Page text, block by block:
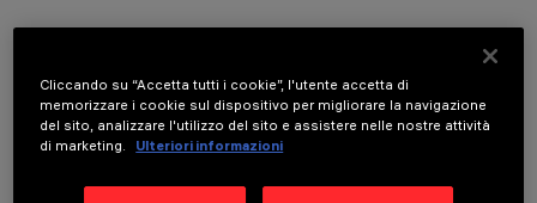
Cliccando su “Accetta tutti i cookie”, l'utente accetta di
memorizzare i cookie sul dispositivo per migliorare la navigazione
del sito, analizzare l'utilizzo del sito e assistere nelle nostre attività
di marketing.
Ulteriori informazioni